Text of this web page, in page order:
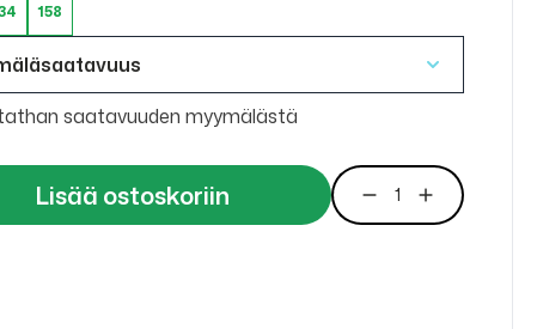
158
saatavuuden myymälästä
Lisää ostoskoriin